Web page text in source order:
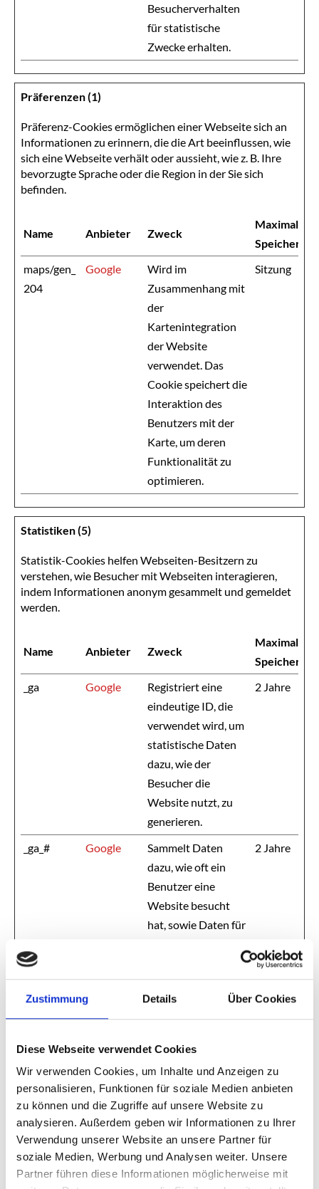
Zustimmung Details Über Cookies
Diese Webseite verwendet Cookies
Wir verwenden Cookies, um Inhalte und Anzeigen zu
personalisieren, Funktionen für soziale Medien anbieten
zu können und die Zugriffe auf unsere Website zu
analysieren. Außerdem geben wir Informationen zu Ihrer
Verwendung unserer Website an unsere Partner für
soziale Medien, Werbung und Analysen weiter. Unsere
Partner führen diese Informationen möglicherweise mit
Besucherverhalten
für statistische
Zwecke erhalten.
Präferenzen (1)
Präferenz-Cookies ermöglichen einer Webseite sich an
Informationen zu erinnern, die die Art beeinflussen, wie
sich eine Webseite verhält oder aussieht, wie z. B. Ihre
bevorzugte Sprache oder die Region in der Sie sich
befinden.
Name Anbieter Zweck
Maximale
maps/gen_
204
Google
Wird im
Zusammenhang mit
der
Kartenintegration
der Website
verwendet. Das
Cookie speichert die
Interaktion des
Benutzers mit der
Karte, um deren
Funktionalität zu
optimieren.
Sitzung
Statistiken (5)
Statistik-Cookies helfen Webseiten-Besitzern zu
verstehen, wie Besucher mit Webseiten interagieren,
indem Informationen anonym gesammelt und gemeldet
werden.
Name Anbieter Zweck
Maximale
_ga
Google
Registriert eine
eindeutige ID, die
verwendet wird, um
statistische Daten
dazu, wie der
Besucher die
Website nutzt, zu
generieren.
2 Jahre
_ga_# Google
Sammelt Daten
dazu, wie oft ein
Benutzer eine
Website besucht
hat, sowie Daten für
letzten Besuch. Von
Google Analytics
verwendet.
2 Jahre
Analytics
verwendet, um die
Anforderungsrate
einzuschränken
_gid Google
Registriert eine
eindeutige ID, die
verwendet wird, um
1 Tag